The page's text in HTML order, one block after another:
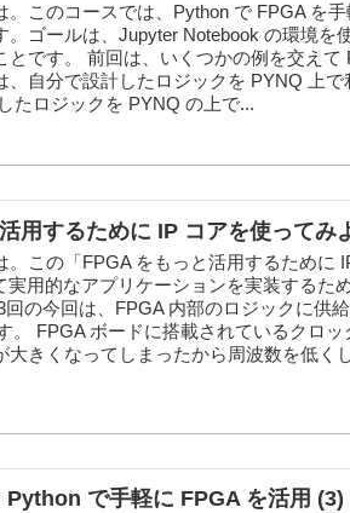
。このコースでは、Python で FPGA を
。ゴールは、Jupyter Notebook の環境を
とです。 前回は、いくつかの例を交え
、自分で設計したロジックを PYNQ 上
たロジックを PYNQ の上で...
用するために IP コアを使ってみ
。この「FPGA をもっと活用するために
実用的なアプリケーションを実装するた
回の今回は、FPGA 内部のロジックに供
。 FPGA ボードに搭載されているクロ
大きくなってしまったから周波数を低く
Python で手軽に FPGA を活用 (3)